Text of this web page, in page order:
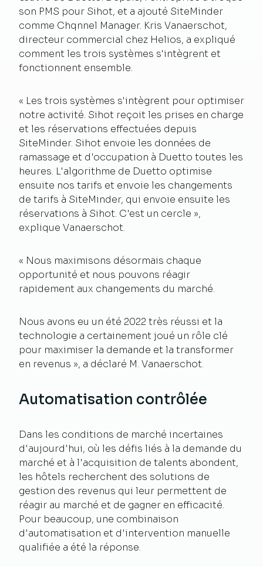
son PMS pour Sihot, et a ajouté SiteMinder
comme Chqnnel Manager. Kris Vanaerschot,
directeur commercial chez Helios, a expliqué
comment les trois systèmes s'intègrent et
fonctionnent ensemble.
« Les trois systèmes s'intègrent pour optimiser
notre activité. Sihot reçoit les prises en charge
et les réservations effectuées depuis
SiteMinder. Sihot envoie les données de
ramassage et d'occupation à Duetto toutes les
heures. L'algorithme de Duetto optimise
ensuite nos tarifs et envoie les changements
de tarifs à SiteMinder, qui envoie ensuite les
réservations à Sihot. C'est un cercle »,
explique Vanaerschot.
« Nous maximisons désormais chaque
opportunité et nous pouvons réagir
rapidement aux changements du marché.
Nous avons eu un été 2022 très réussi et la
technologie a certainement joué un rôle clé
pour maximiser la demande et la transformer
en revenus », a déclaré M. Vanaerschot.
Automatisation contrôlée
Dans les conditions de marché incertaines
d'aujourd'hui, où les défis liés à la demande du
marché et à l'acquisition de talents abondent,
les hôtels recherchent des solutions de
gestion des revenus qui leur permettent de
réagir au marché et de gagner en efficacité.
Pour beaucoup, une combinaison
d'automatisation et d'intervention manuelle
qualifiée a été la réponse.